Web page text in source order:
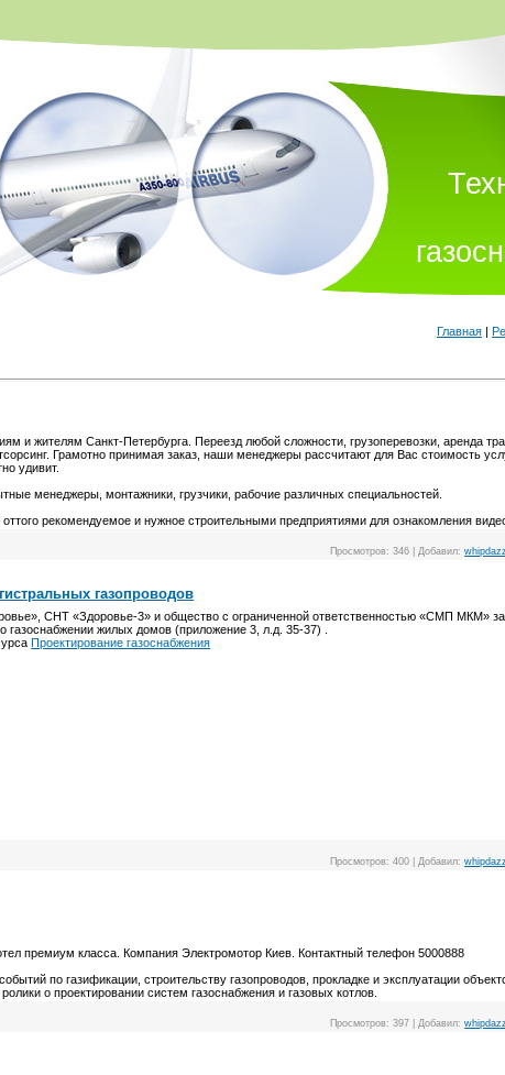
Главная |
и жителям Санкт-Петербурга. Переезд любой сложности, грузоперевозки, аренда
Грамотно принимая заказ, наши менеджеры рассчитают для Вас стоимость
удивит.
менеджеры, монтажники, грузчики, рабочие различных специальностей.
рекомендуемое и нужное строительными предприятиями для ознакомления
Просмотров: 346 Добавил:
газопроводов
СНТ «Здоровье-3» и общество с ограниченной ответственностью «СМП МКМ»
газоснабжении жилых домов (приложение 3, л.д. 35-37) .
Проектирование газоснабжения
Просмотров: 400 Добавил:
премиум класса. Компания Электромотор Киев. Контактный телефон 5000888
по газификации, строительству газопроводов, прокладке и эксплуатации
о проектировании систем газоснабжения и газовых котлов.
Просмотров: 397 Добавил: